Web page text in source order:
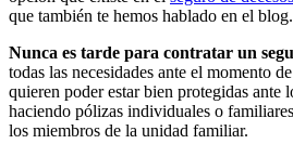
que también te hemos hablado en el blog.
Nunca es tarde para contratar un
todas las necesidades ante el momento
quieren poder estar bien protegidas ante
haciendo pólizas individuales o
los miembros de la unidad familiar.